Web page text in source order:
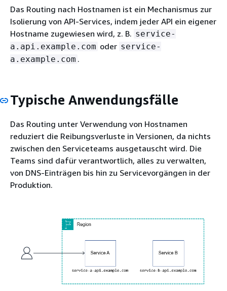
Das Routing nach Hostnamen ist ein Mechanismus zur
Isolierung von API-Services, indem jeder API ein eigener
Hostname zugewiesen wird, z. B. service-
a.api.example.com oder service-
a.example.com .
Typische Anwendungsfälle
Das Routing unter Verwendung von Hostnamen
reduziert die Reibungsverluste in Versionen, da nichts
zwischen den Serviceteams ausgetauscht wird. Die
Teams sind dafür verantwortlich, alles zu verwalten,
von DNS-Einträgen bis hin zu Servicevorgängen in der
Produktion.